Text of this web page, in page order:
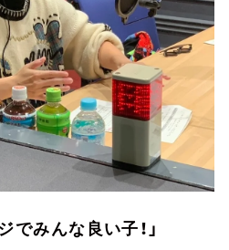
でみんな良い子！」